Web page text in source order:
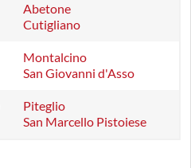
Abetone
Cutigliano
Montalcino
San Giovanni d'Asso
Piteglio
San Marcello Pistoiese